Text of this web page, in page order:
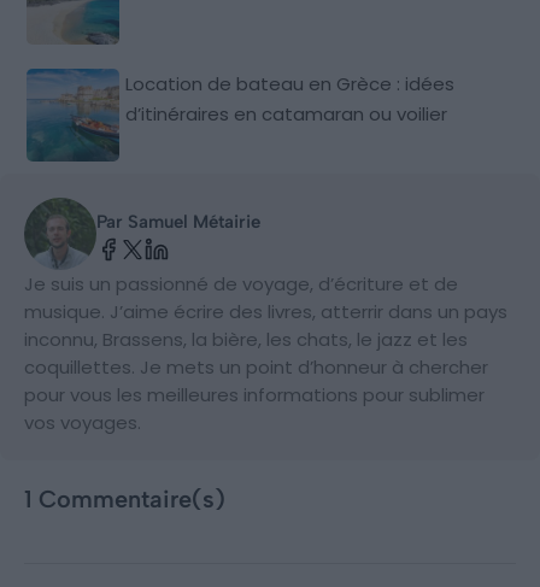
Location de bateau en Grèce : idées
d’itinéraires en catamaran ou voilier
Par Samuel Métairie
Je suis un passionné de voyage, d’écriture et de
musique. J’aime écrire des livres, atterrir dans un pays
inconnu, Brassens, la bière, les chats, le jazz et les
coquillettes. Je mets un point d’honneur à chercher
pour vous les meilleures informations pour sublimer
vos voyages.
1 Commentaire(s)